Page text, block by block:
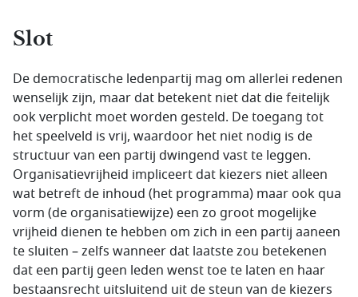
Slot
De democratische ledenpartij mag om allerlei redenen
wenselijk zijn, maar dat betekent niet dat die feitelijk
ook verplicht moet worden gesteld. De toegang tot
het speelveld is vrij, waardoor het niet nodig is de
structuur van een partij dwingend vast te leggen.
Organisatievrijheid impliceert dat kiezers niet alleen
wat betreft de inhoud (het programma) maar ook qua
vorm (de organisatiewijze) een zo groot mogelijke
vrijheid dienen te hebben om zich in een partij aaneen
te sluiten – zelfs wanneer dat laatste zou betekenen
dat een partij geen leden wenst toe te laten en haar
bestaansrecht uitsluitend uit de steun van de kiezers